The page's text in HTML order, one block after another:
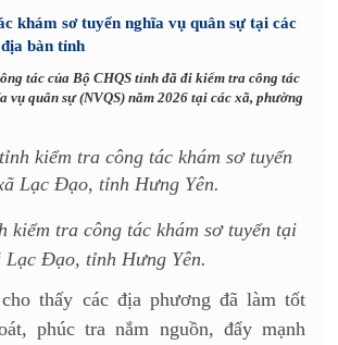
khám sơ tuyển nghĩa vụ quân sự tại các
bàn tỉnh
tác của Bộ CHQS tỉnh đã đi kiểm tra công tác
vụ quân sự (NVQS) năm 2026 tại các xã, phường
kiểm tra công tác khám sơ tuyển tại
Lạc Đạo, tỉnh Hưng Yên.
thấy các địa phương đã làm tốt
phúc tra nắm nguồn, đẩy mạnh